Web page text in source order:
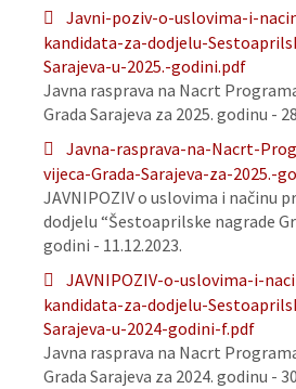
Javni-poziv-o-uslovima-i-
kandidata-za-dodjelu-
Sarajeva-u-2025.-godini.pdf
Javna rasprava na Nacrt
Grada Sarajeva za 2025. godinu -
Javna-rasprava-na-Nacrt-
vijeca-Grada-Sarajeva-za-2025.-
JAVNIPOZIV o uslovima i načinu
dodjelu “Šestoaprilske nagrade
godini - 11.12.2023.
JAVNIPOZIV-o-uslovima-i-
kandidata-za-dodjelu-
Sarajeva-u-2024-godini-f.pdf
Javna rasprava na Nacrt
Grada Sarajeva za 2024. godinu -